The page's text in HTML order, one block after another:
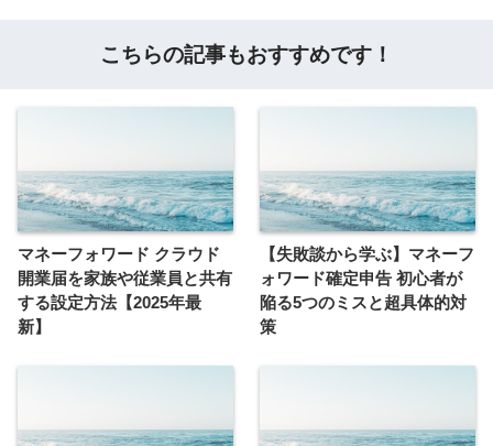
こちらの記事もおすすめです！
マネーフォワード クラウド
開業届を家族や従業員と共有
する設定方法【2025年最
新】
【失敗談から学ぶ】マネーフ
ォワード確定申告 初心者が
陥る5つのミスと超具体的対
策